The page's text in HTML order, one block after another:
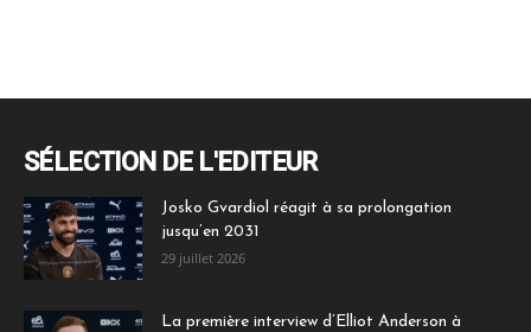
SÉLECTION DE L'EDITEUR
Josko Gvardiol réagit à sa prolongation
jusqu’en 2031
29 juillet 2026
La première interview d’Elliot Anderson à